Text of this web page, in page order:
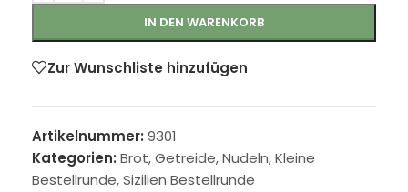
IN DEN WARENKORB
Zur Wunschliste hinzufügen
Artikelnummer: 9301
Kategorien: Brot, Getreide, Nudeln,Kleine
Bestellrunde,Sizilien Bestellrunde